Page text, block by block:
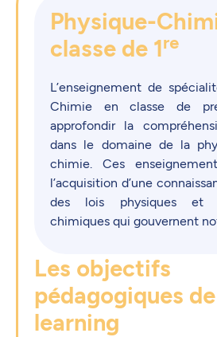
Physique-
classe de 1re
L’enseignement de
Chimie en classe de
approfondir la
dans le domaine de la
chimie. Ces
l’acquisition d’une
des lois physiques et
chimiques qui gouvernent
Les objectifs
pédagogiques de
learning